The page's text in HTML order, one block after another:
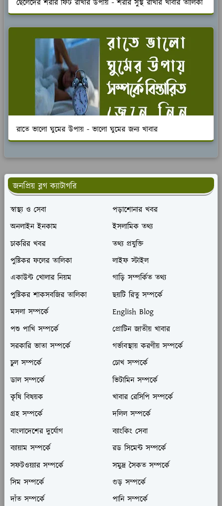
ছেলেদের শরীর ফিট রাখার উপায় - শরীর সুস্থ রাখার খাবার তালিকা
রাতে ভালো ঘুমের উপায় - ভালো ঘুমের জন্য খাবার
জনপ্রিয় ব্লগ ক্যাটাগরি
স্বাস্থ্য ও সেবা
পড়াশোনার খবর
অনলাইন ইনকাম
ইসলামিক তথ্য
চাকরির খবর
তথ্য প্রযুক্তি
পুষ্টিকর ফলের তালিকা
লাইফ স্টাইল
একাউন্ট খোলার নিয়ম
গাড়ি সম্পর্কিত তথ্য
পুষ্টিকর শাকসবজির তালিকা
ছয়টি রিতু সম্পর্কে
মসলা সম্পর্কে
English Blog
পশু পাখি সম্পর্কে
প্রোটিন জাতীয় খাবার
সরকারি ভাতা সম্পর্কে
গর্ভাবস্থায় করণীয় সম্পর্কে
চুল সম্পর্কে
চোখ সম্পর্কে
ডাল সম্পর্কে
ভিটামিন সম্পর্কে
কৃষি বিষয়ক
খাবার রেসিপি সম্পর্কে
গ্রহ সম্পর্কে
দলিল সম্পর্কে
বাংলাদেশের দুর্যোগ
ব্যাংকিং সেবা
ব্যায়াম সম্পর্কে
রড সিমেন্ট সম্পর্কে
সফটওয়্যার সম্পর্কে
সমুদ্র সৈকত সম্পর্কে
সিম সম্পর্কে
গুড় সম্পর্কে
দাঁত সম্পর্কে
পানি সম্পর্কে